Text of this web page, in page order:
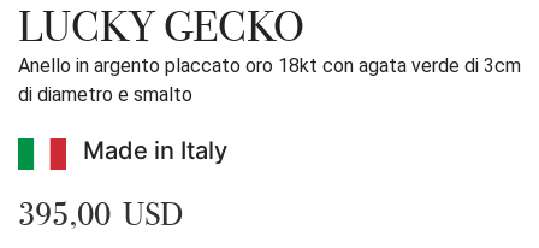
LUCKY GECKO
Anello in argento placcato oro 18kt con agata verde di 3cm
di diametro e smalto
Made in Italy
395,00 USD